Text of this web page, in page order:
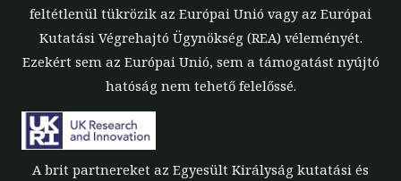
feltétlenül tükrözik az Európai Unió vagy az Európai
Kutatási Végrehajtó Ügynökség (REA) véleményét.
Ezekért sem az Európai Unió, sem a támogatást nyújtó
hatóság nem tehető felelőssé.
A brit partnereket az Egyesült Királyság kutatási és